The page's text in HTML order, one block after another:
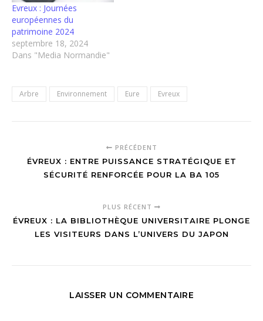
Evreux : Journées
européennes du
patrimoine 2024
septembre 18, 2024
Dans "Media Normandie"
Arbre Environnement Eure Evreux
PRÉCÉDENT
ÉVREUX : ENTRE PUISSANCE STRATÉGIQUE ET
SÉCURITÉ RENFORCÉE POUR LA BA 105
PLUS RÉCENT
ÉVREUX : LA BIBLIOTHÈQUE UNIVERSITAIRE PLONGE
LES VISITEURS DANS L’UNIVERS DU JAPON
LAISSER UN COMMENTAIRE